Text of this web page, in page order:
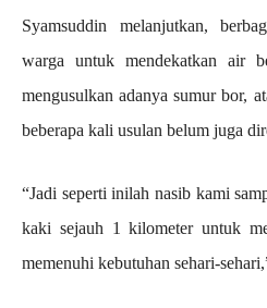
Syamsuddin melanjutkan,
warga untuk mendekatkan air
mengusulkan adanya sumur bor,
beberapa kali usulan belum juga
“Jadi seperti inilah nasib kami
kaki sejauh 1 kilometer untuk
memenuhi kebutuhan sehari-